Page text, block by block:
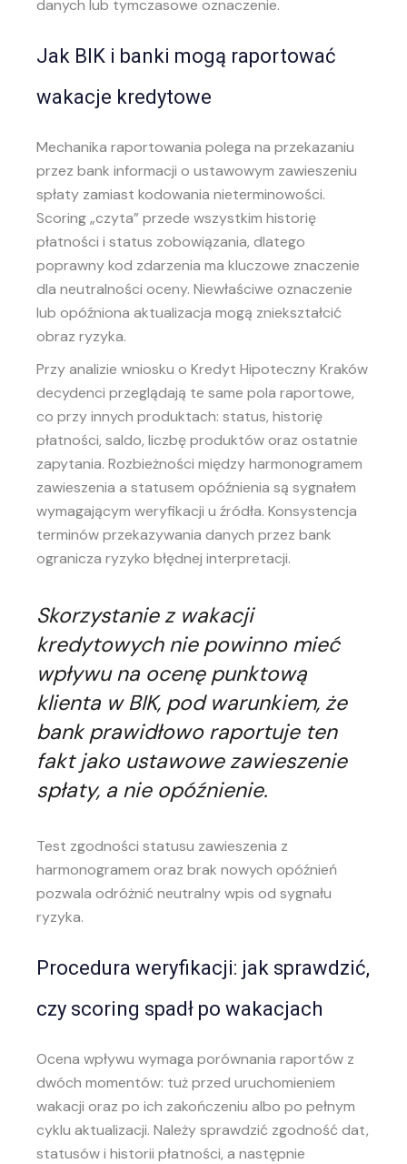
danych lub tymczasowe oznaczenie.
Jak BIK i banki mogą raportować
wakacje kredytowe
Mechanika raportowania polega na przekazaniu
przez bank informacji o ustawowym zawieszeniu
spłaty zamiast kodowania nieterminowości.
Scoring „czyta” przede wszystkim historię
płatności i status zobowiązania, dlatego
poprawny kod zdarzenia ma kluczowe znaczenie
dla neutralności oceny. Niewłaściwe oznaczenie
lub opóźniona aktualizacja mogą zniekształcić
obraz ryzyka.
Przy analizie wniosku oKredyt Hipoteczny Kraków
decydenci przeglądają te same pola raportowe,
co przy innych produktach: status, historię
płatności, saldo, liczbę produktów oraz ostatnie
zapytania. Rozbieżności między harmonogramem
zawieszenia a statusem opóźnienia są sygnałem
wymagającym weryfikacji u źródła. Konsystencja
terminów przekazywania danych przez bank
ogranicza ryzyko błędnej interpretacji.
Skorzystanie z wakacji
kredytowych nie powinno mieć
wpływu na ocenę punktową
klienta w BIK, pod warunkiem, że
bank prawidłowo raportuje ten
fakt jako ustawowe zawieszenie
spłaty, a nie opóźnienie.
Test zgodności statusu zawieszenia z
harmonogramem oraz brak nowych opóźnień
pozwala odróżnić neutralny wpis od sygnału
ryzyka.
Procedura weryfikacji: jak sprawdzić,
czy scoring spadł po wakacjach
Ocena wpływu wymaga porównania raportów z
dwóch momentów: tuż przed uruchomieniem
wakacji oraz po ich zakończeniu albo po pełnym
cyklu aktualizacji. Należy sprawdzić zgodność dat,
statusów i historii płatności, a następnie